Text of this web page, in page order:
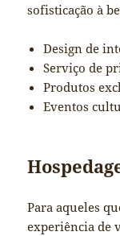
sofisticação à
Design de
Serviço de
Produtos
Eventos
Para aqueles
experiência de